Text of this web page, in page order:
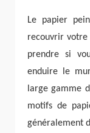
Le papier
recouvrir votre
prendre si
enduire le
large gamme
motifs de
généralement